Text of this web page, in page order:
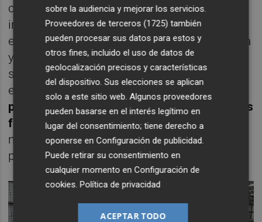
capacidad para desarrollar proyectos de
ingeniería alineados con las directrices
europeas en materia de eficiencia energética
y descarbonización industrial. Su estrategia
se apoya en la electrificación de procesos y
en la
optimización energética de las líneas
productivas, con el propósito deayudar a los
fabricantes a reducir su impacto ambiental
manteniendo los estándares de
productividad y calidad.
sobre la audiencia y mejorar los servicios.
Proveedores de terceros (1725) también
pueden procesar sus datos para estos y
otros fines, incluido el uso de datos de
geolocalización precisos y características
del dispositivo. Sus elecciones se aplican
solo a este sitio web. Algunos proveedores
pueden basarse en el interés legítimo en
lugar del consentimiento; tiene derecho a
oponerse enConfiguración de publicidad.
Puede retirar su consentimiento en
cualquier momento enConfiguración de
cookies.Política de privacidad
ACEPTAR TODO